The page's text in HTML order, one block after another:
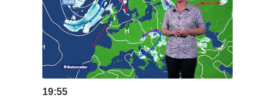
19:55